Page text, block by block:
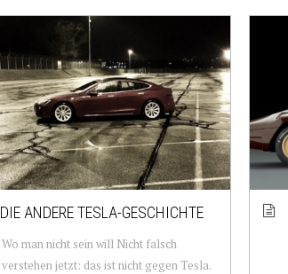
DIE ANDERE TESLA-GESCHICHTE
Wo man nicht sein will Nicht falsch
verstehen jetzt: das ist nicht gegen Tesla.